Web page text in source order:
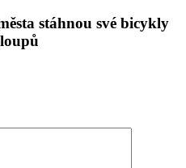
stáhnou své bicykly